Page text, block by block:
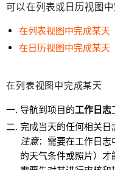
可以在列表或日历视图中
在列表视图中完成某天
在日历视图中完成某天
在列表视图中完成某天
导航到项目的工作日志
完成当天的任何相关日
注意：需要在工作日志
的天气条件或照片）